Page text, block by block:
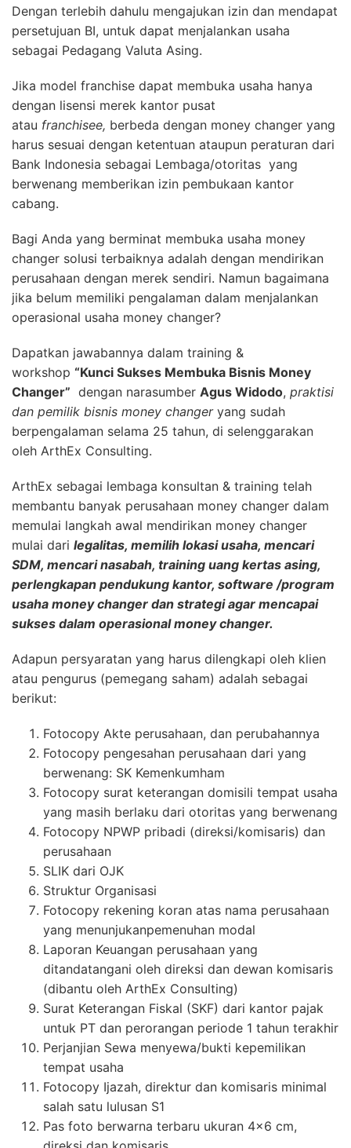
Dengan terlebih dahulu mengajukan izin dan mendapat
persetujuan BI, untuk dapat menjalankan usaha
sebagai Pedagang Valuta Asing.
Jika model franchise dapat membuka usaha hanya
dengan lisensi merek kantor pusat
atau franchisee, berbeda dengan money changer yang
harus sesuai dengan ketentuan ataupun peraturan dari
Bank Indonesia sebagai Lembaga/otoritas yang
berwenang memberikan izin pembukaan kantor
cabang.
Bagi Anda yang berminat membuka usaha money
changer solusi terbaiknya adalah dengan mendirikan
perusahaan dengan merek sendiri. Namun bagaimana
jika belum memiliki pengalaman dalam menjalankan
operasional usaha money changer?
Dapatkan jawabannya dalam training &
workshop “Kunci Sukses Membuka Bisnis Money
Changer” dengan narasumber Agus Widodo, praktisi
dan pemilik bisnis money changeryang sudah
berpengalaman selama 25 tahun, di selenggarakan
oleh ArthEx Consulting.
ArthEx sebagai lembaga konsultan & training telah
membantu banyak perusahaan money changer dalam
memulai langkah awal mendirikan money changer
mulai dari legalitas, memilih lokasi usaha, mencari
SDM, mencari nasabah, training uang kertas asing,
perlengkapan pendukung kantor, software /program
usaha money changer dan strategi agar mencapai
sukses dalam operasional money changer.
Adapun persyaratan yang harus dilengkapi oleh klien
atau pengurus (pemegang saham) adalah sebagai
berikut:
Fotocopy Akte perusahaan, dan perubahannya
Fotocopy pengesahan perusahaan dari yang
berwenang: SK Kemenkumham
Fotocopy surat keterangan domisili tempat usaha
yang masih berlaku dari otoritas yang berwenang
Fotocopy NPWP pribadi (direksi/komisaris) dan
perusahaan
SLIK dari OJK
Struktur Organisasi
Fotocopy rekening koran atas nama perusahaan
yang menunjukanpemenuhan modal
Laporan Keuangan perusahaan yang
ditandatangani oleh direksi dan dewan komisaris
(dibantu oleh ArthEx Consulting)
Surat Keterangan Fiskal (SKF) dari kantor pajak
untuk PT dan perorangan periode 1 tahun terakhir
Perjanjian Sewa menyewa/bukti kepemilikan
tempat usaha
Fotocopy Ijazah, direktur dan komisaris minimal
salah satu lulusan S1
Pas foto berwarna terbaru ukuran 4×6 cm,